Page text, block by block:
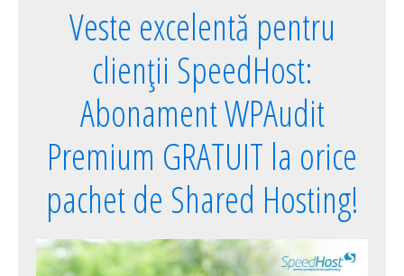
Veste excelentă pentru
clienții SpeedHost:
Abonament WPAudit
Premium GRATUIT la orice
pachet de Shared Hosting!